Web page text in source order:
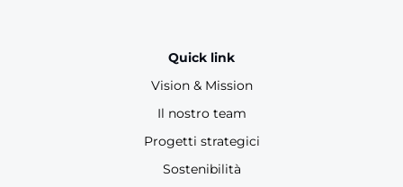
Quick link
Vision & Mission
Il nostro team
Progetti strategici
Sostenibilità